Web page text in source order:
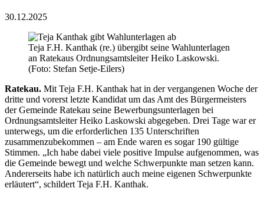
30.12.2025
Teja F.H. Kanthak (re.) übergibt seine Wahlunterlagen
an Ratekaus Ordnungsamtsleiter Heiko Laskowski.
(Foto: Stefan Setje-Eilers)
Ratekau. Mit Teja F.H. Kanthak hat in der vergangenen Woche der
dritte und vorerst letzte Kandidat um das Amt des Bürgermeisters
der Gemeinde Ratekau seine Bewerbungsunterlagen bei
Ordnungsamtsleiter Heiko Laskowski abgegeben. Drei Tage war er
unterwegs, um die erforderlichen 135 Unterschriften
zusammenzubekommen – am Ende waren es sogar 190 gültige
Stimmen. „Ich habe dabei viele positive Impulse aufgenommen, was
die Gemeinde bewegt und welche Schwerpunkte man setzen kann.
Andererseits habe ich natürlich auch meine eigenen Schwerpunkte
erläutert“, schildert Teja F.H. Kanthak.